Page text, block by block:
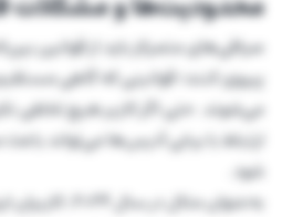
پیروی کنند؛ قوانینی که گاهی
می‌شوند. حتی اگر کاربر هیچ تخلفی
ارتباط با برخی آدرس‌ها می‌تواند
شود.
به‌عنوان مثال در